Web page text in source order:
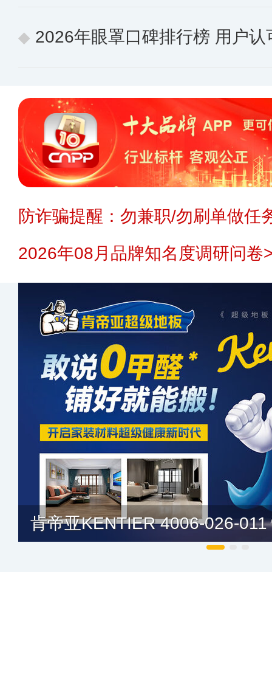
2026年眼罩口碑排行榜 用户
防诈骗提醒：勿兼职/勿刷单做任
2026年08月品牌知名度调研问卷
肯帝亚KENTIER 4006-026-011